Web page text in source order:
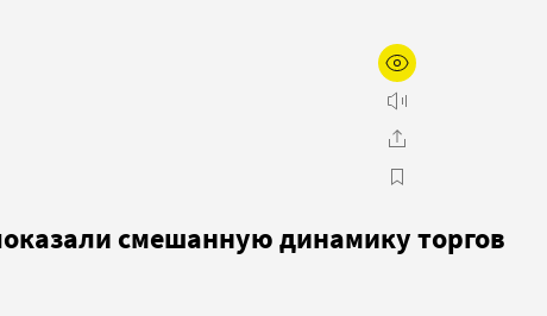
смешанную динамику торгов